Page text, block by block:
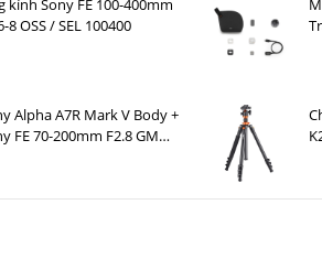
kính Sony FE 100-400mm
8 OSS / SEL 100400
Alpha A7R Mark V Body +
FE 70-200mm F2.8 GM